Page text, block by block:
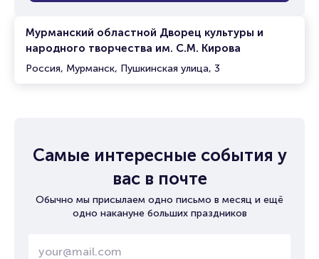
Мурманский областной Дворец культуры и
народного творчества им. С.М. Кирова
Россия, Мурманск, Пушкинская улица, 3
Самые интересные события у
вас в почте
Обычно мы присылаем одно письмо в месяц и ещё
одно накануне больших праздников